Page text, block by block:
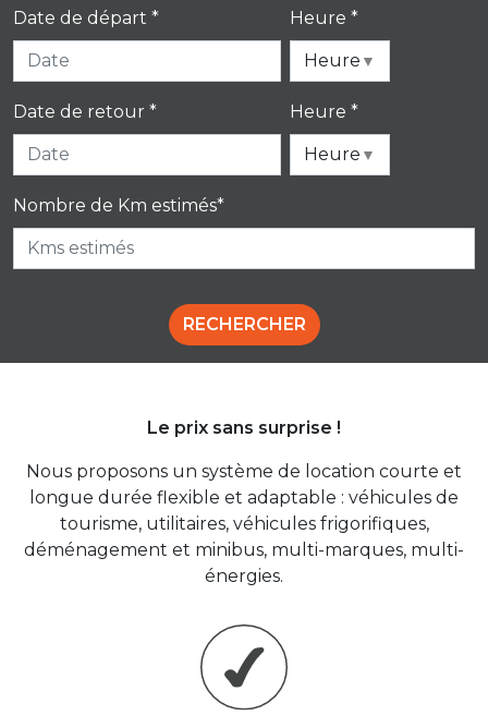
Date de départ * Heure *
Heure ▼
Date de retour * Heure *
Heure ▼
Nombre de Km estimés*
RECHERCHER
Le prix sans surprise !
Nous proposons un système de location courte et
longue durée flexible et adaptable : véhicules de
tourisme, utilitaires, véhicules frigorifiques,
déménagement et minibus, multi-marques, multi-
énergies.